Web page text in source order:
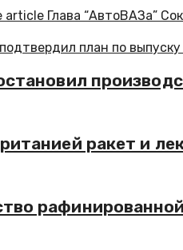
план по
ракет и